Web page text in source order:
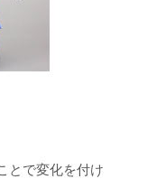
とで変化を付け